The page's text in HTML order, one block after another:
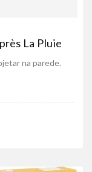
La Pluie
na parede.